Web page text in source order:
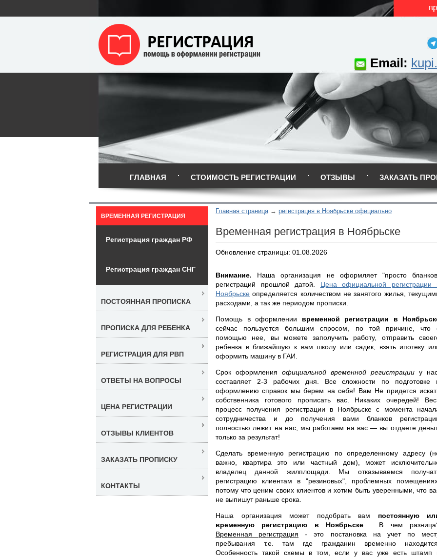
Email:
ГЛАВНАЯ СТОИМОСТЬ РЕГИСТРАЦИИ ОТЗЫВЫ ЗАКАЗАТЬ
Главная страница регистрация в Ноябрьске официально
Временная регистрация в Ноябрьске
Обновление страницы: 01.08.2026
Внимание. Наша организация не оформляет "просто
регистраций прошлой датой. Цена официальной регистрации
Ноябрьске определяется количеством не занятого жилья,
расходами, а так же периодом прописки.
Помощь в оформлении временной регистрации в
сейчас пользуется большим спросом, по той причине, что
помощью нее, вы можете заполучить работу, отправить
ребенка в ближайшую к вам школу или садик, взять ипотеку
оформить машину в ГАИ.
Срок оформления официальной временной регистрации у
составляет 2-3 рабочих дня. Все сложности по подготовке
оформлению справок мы берем на себя! Вам Не придется
собственника готового прописать вас. Никаких очередей!
процесс получения регистрации в Ноябрьске с момента
сотрудничества и до получения вами бланков
полностью лежит на нас, мы работаем на вас — вы отдаете
только за результат!
Сделать временную регистрацию по определенному адресу
важно, квартира это или частный дом), может
владелец данной жилплощади. Мы отказываемся
регистрацию клиентам в "резиновых", проблемных
потому что ценим своих клиентов и хотим быть уверенными, что
не выпишут раньше срока.
Наша организация может подобрать вам постоянную
временную регистрацию в Ноябрьске
. В чем
Временная регистрация - это постановка на учет по
пребывания т.е. там где гражданин временно находится.
Особенность такой схемы в том, если у вас уже есть штамп
ВРЕМЕННАЯ РЕГИСТРАЦИЯ
Регистрация граждан РФ
Регистрация граждан СНГ
ПОСТОЯННАЯ ПРОПИСКА
ПРОПИСКА ДЛЯ РЕБЕНКА
РЕГИСТРАЦИЯ ДЛЯ РВП
ОТВЕТЫ НА ВОПРОСЫ
ЦЕНА РЕГИСТРАЦИИ
ОТЗЫВЫ КЛИЕНТОВ
ЗАКАЗАТЬ ПРОПИСКУ
КОНТАКТЫ